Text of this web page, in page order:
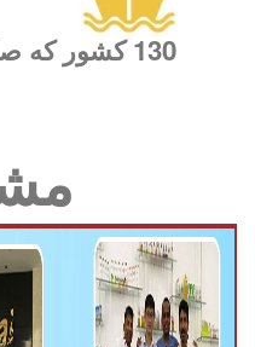
130 کشور که صادر می کنیم